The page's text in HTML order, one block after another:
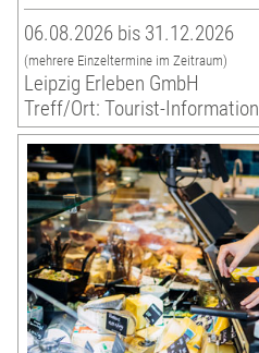
06.08.2026 bis 31.12.2026
(mehrere Einzeltermine im Zeitraum)
Leipzig Erleben GmbH
Treff/Ort: Tourist-Information